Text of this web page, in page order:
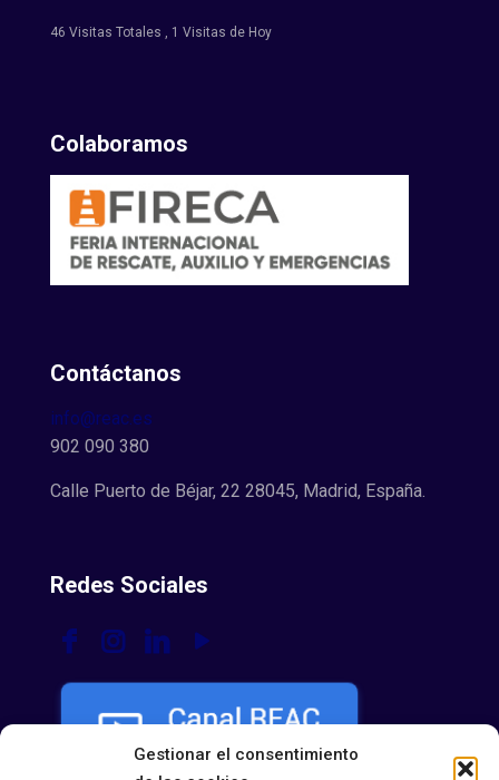
Gestionar el consentimiento
46 Visitas Totales , 1 Visitas de Hoy
Colaboramos
Contáctanos
info@reac.es
902 090 380
Calle Puerto de Béjar, 22 28045, Madrid, España.
Redes Sociales